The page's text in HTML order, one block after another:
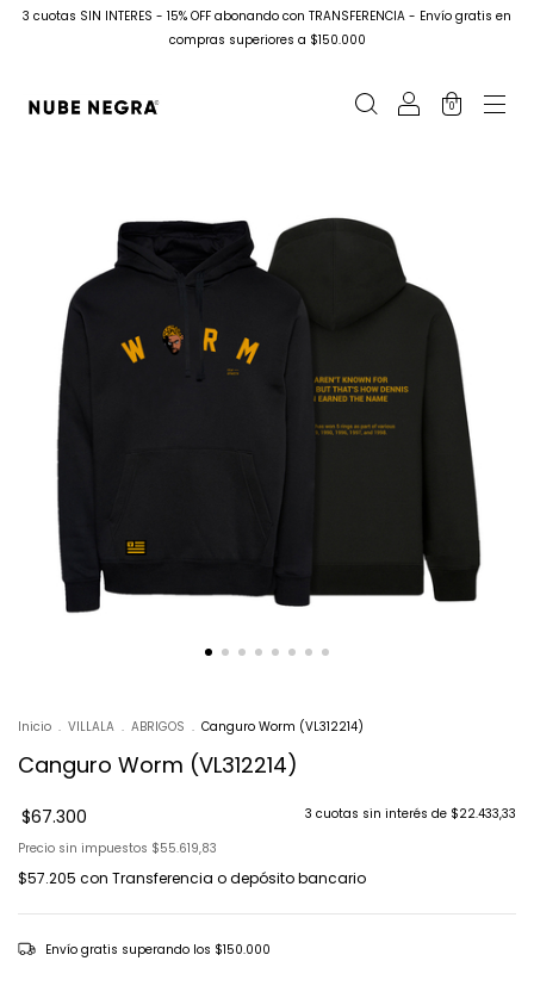
3 cuotas SIN INTERES - 15% OFF abonando con TRANSFERENCIA - Envío gratis en
compras superiores a $150.000
0
Inicio . VILLALA . ABRIGOS . Canguro Worm (VL312214)
Canguro Worm (VL312214)
$67.300 3 cuotas sin interés de $22.433,33
Precio sin impuestos $55.619,83
$57.205 con Transferencia o depósito bancario
Envío gratis superando los $150.000